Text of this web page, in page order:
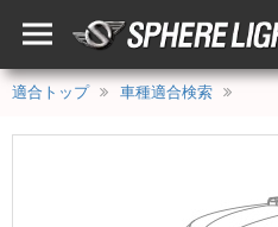
適合トップ 車種適合検索